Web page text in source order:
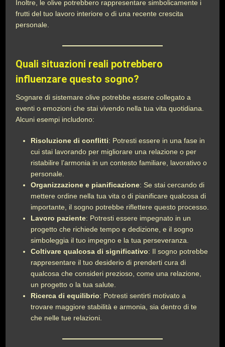
Inoltre, le olive potrebbero rappresentare simbolicamente i
frutti del tuo lavoro interiore o di una recente crescita
personale.
Quali situazioni reali potrebbero
influenzare questo sogno?
Sognare di sistemare olive potrebbe essere collegato a
eventi o emozioni che stai vivendo nella tua vita quotidiana.
Alcuni esempi includono:
Risoluzione di conflitti: Potresti essere in una fase in
cui stai lavorando per migliorare una relazione o per
ristabilire l’armonia in un contesto familiare, lavorativo o
personale.
Organizzazione e pianificazione: Se stai cercando di
mettere ordine nella tua vita o di pianificare qualcosa di
importante, il sogno potrebbe riflettere questo processo.
Lavoro paziente: Potresti essere impegnato in un
progetto che richiede tempo e dedizione, e il sogno
simboleggia il tuo impegno e la tua perseveranza.
Coltivare qualcosa di significativo: Il sogno potrebbe
rappresentare il tuo desiderio di prenderti cura di
qualcosa che consideri prezioso, come una relazione,
un progetto o la tua salute.
Ricerca di equilibrio: Potresti sentirti motivato a
trovare maggiore stabilità e armonia, sia dentro di te
che nelle tue relazioni.